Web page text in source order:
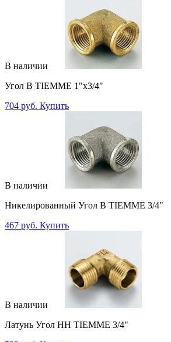
В наличии
Угол В TIEMME 1"х3/4"
704 руб. Купить
В наличии
Никелированный Угол В TIEMME 3/4"
467 руб. Купить
В наличии
Латунь Угол НН TIEMME 3/4"